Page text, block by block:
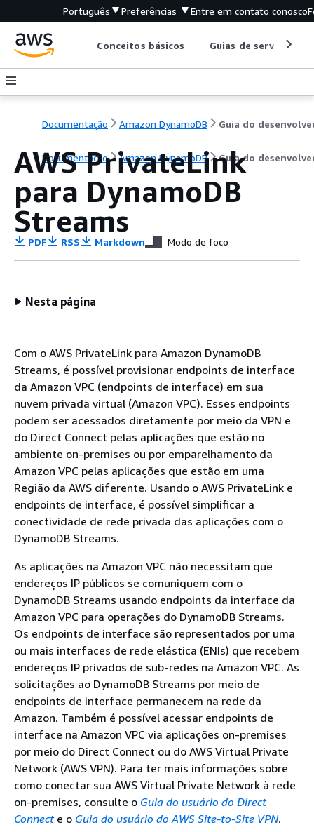
Português Preferências Entre em contato conosco
Conceitos básicos Guias de serviço
Documentação Amazon DynamoDB
Documentação Amazon DynamoDB Guia do
AWS PrivateLink
para DynamoDB
Streams
PDF RSS Markdown Modo de foco
Nesta página
Com o AWS PrivateLink para Amazon DynamoDB
Streams, é possível provisionar endpoints de interface
da Amazon VPC (endpoints de interface) em sua
nuvem privada virtual (Amazon VPC). Esses endpoints
podem ser acessados diretamente por meio da VPN e
do Direct Connect pelas aplicações que estão no
ambiente on-premises ou por emparelhamento da
Amazon VPC pelas aplicações que estão em uma
Região da AWS diferente. Usando o AWS PrivateLink e
endpoints de interface, é possível simplificar a
conectividade de rede privada das aplicações com o
DynamoDB Streams.
As aplicações na Amazon VPC não necessitam que
endereços IP públicos se comuniquem com o
DynamoDB Streams usando endpoints da interface da
Amazon VPC para operações do DynamoDB Streams.
Os endpoints de interface são representados por uma
ou mais interfaces de rede elástica (ENIs) que recebem
endereços IP privados de sub-redes na Amazon VPC. As
solicitações ao DynamoDB Streams por meio de
endpoints de interface permanecem na rede da
Amazon. Também é possível acessar endpoints de
interface na Amazon VPC via aplicações on-premises
por meio do Direct Connect ou do AWS Virtual Private
Network (AWS VPN). Para ter mais informações sobre
como conectar sua AWS Virtual Private Network à rede
on-premises, consulte o Guia do usuário do Direct
Connecte o Guia do usuário do AWS Site-to-Site VPN.